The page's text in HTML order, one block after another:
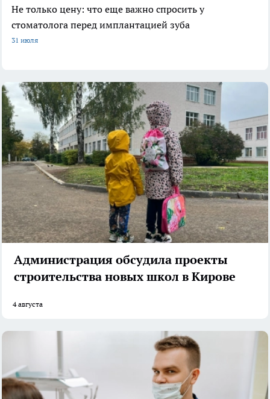
Не только цену: что еще важно спросить у
стоматолога перед имплантацией зуба
31 июля
Администрация обсудила проекты
строительства новых школ в Кирове
4 августа